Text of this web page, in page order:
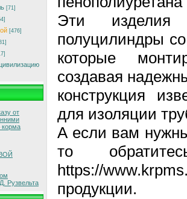
[71]
[476]
от
корма
Рузвельта
Эти изделия
полуцилиндры
которые
создавая
конструкция
для изоляции
А если вам
то
https://
продукции.